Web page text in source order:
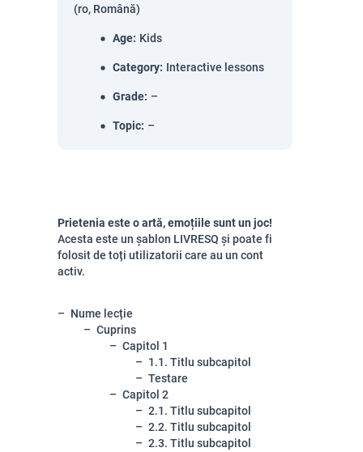
(ro, Română)
Age: Kids
Category: Interactive lessons
Grade: –
Topic: –
Prietenia este o artă, emoțiile sunt un joc!
Acesta este un șablon LIVRESQ și poate fi
folosit de toți utilizatorii care au un cont
activ.
Nume lecție
Cuprins
Capitol 1
1.1. Titlu subcapitol
Testare
Capitol 2
2.1. Titlu subcapitol
2.2. Titlu subcapitol
2.3. Titlu subcapitol